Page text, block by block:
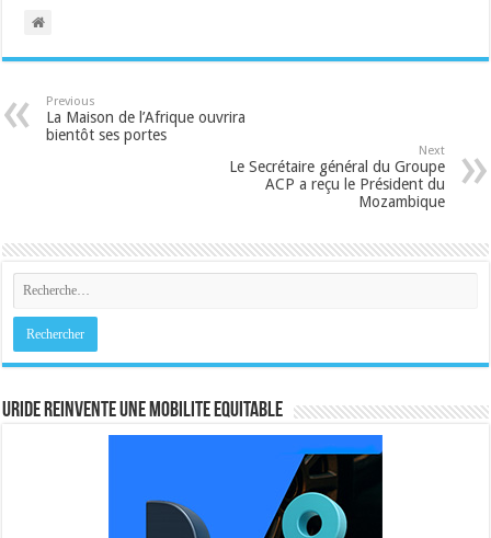
Previous
La Maison de l’Afrique ouvrira
bientôt ses portes
Next
Le Secrétaire général du Groupe
ACP a reçu le Président du
Mozambique
URIDE REINVENTE UNE MOBILITE EQUITABLE